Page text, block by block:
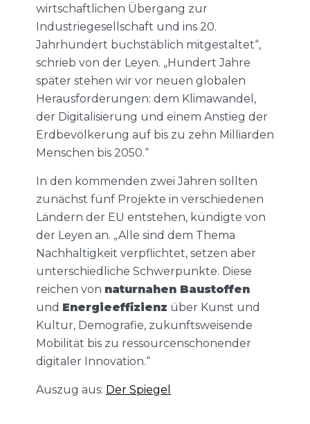
wirtschaftlichen Übergang zur
Industriegesellschaft und ins 20.
Jahrhundert buchstäblich mitgestaltet“,
schrieb von der Leyen. „Hundert Jahre
später stehen wir vor neuen globalen
Herausforderungen: dem Klimawandel,
der Digitalisierung und einem Anstieg der
Erdbevölkerung auf bis zu zehn Milliarden
Menschen bis 2050.“
In den kommenden zwei Jahren sollten
zunächst fünf Projekte in verschiedenen
Ländern der EU entstehen, kündigte von
der Leyen an. „Alle sind dem Thema
Nachhaltigkeit verpflichtet, setzen aber
unterschiedliche Schwerpunkte. Diese
reichen von naturnahen Baustoffen
und Energieeffizienz über Kunst und
Kultur, Demografie, zukunftsweisende
Mobilität bis zu ressourcenschonender
digitaler Innovation.“
Auszug aus: Der Spiegel